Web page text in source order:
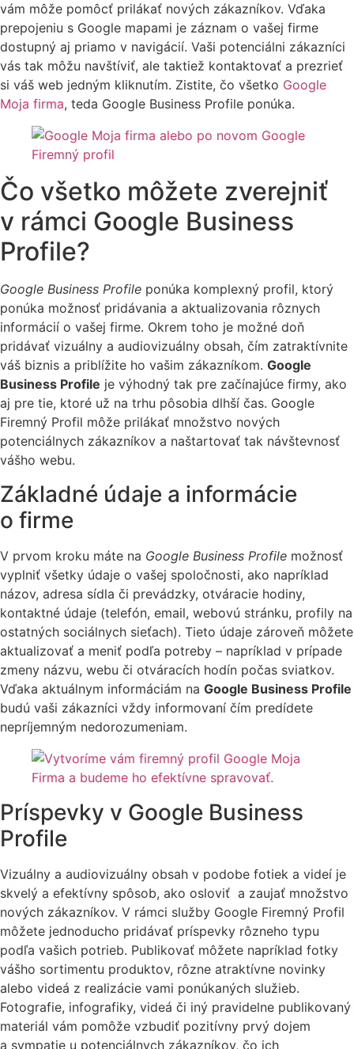
vám môže pomôcť prilákať nových zákazníkov. Vďaka
prepojeniu s Google mapami je záznam o vašej firme
dostupný aj priamo v navigácií. Vaši potenciálni zákazníci
vás tak môžu navštíviť, ale taktiež kontaktovať a prezrieť
si váš web jedným kliknutím. Zistite, čo všetko Google
Moja firma, teda Google Business Profile ponúka.
Čo všetko môžete zverejniť
v rámci Google Business
Profile?
Google Business Profile ponúka komplexný profil, ktorý
ponúka možnosť pridávania a aktualizovania rôznych
informácií o vašej firme. Okrem toho je možné doň
pridávať vizuálny a audiovizuálny obsah, čím zatraktívnite
váš biznis a priblížite ho vašim zákazníkom. Google
Business Profile je výhodný tak pre začínajúce firmy, ako
aj pre tie, ktoré už na trhu pôsobia dlhší čas. Google
Firemný Profil môže prilákať množstvo nových
potenciálnych zákazníkov a naštartovať tak návštevnosť
vášho webu.
Základné údaje a informácie
o firme
V prvom kroku máte na Google Business Profile možnosť
vyplniť všetky údaje o vašej spoločnosti, ako napríklad
názov, adresa sídla či prevádzky, otváracie hodiny,
kontaktné údaje (telefón, email, webovú stránku, profily na
ostatných sociálnych sieťach). Tieto údaje zároveň môžete
aktualizovať a meniť podľa potreby – napríklad v prípade
zmeny názvu, webu či otváracích hodín počas sviatkov.
Vďaka aktuálnym informáciám na Google Business Profile
budú vaši zákazníci vždy informovaní čím predídete
nepríjemným nedorozumeniam.
Príspevky v Google Business
Profile
Vizuálny a audiovizuálny obsah v podobe fotiek a videí je
skvelý a efektívny spôsob, ako osloviť a zaujať množstvo
nových zákazníkov. V rámci služby Google Firemný Profil
môžete jednoducho pridávať príspevky rôzneho typu
podľa vašich potrieb. Publikovať môžete napríklad fotky
vášho sortimentu produktov, rôzne atraktívne novinky
alebo videá z realizácie vami ponúkaných služieb.
Fotografie, infografiky, videá či iný pravidelne publikovaný
materiál vám pomôže vzbudiť pozitívny prvý dojem
a sympatie u potenciálnych zákazníkov, čo ich